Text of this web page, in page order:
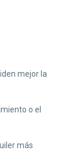
mejor la
o el
más